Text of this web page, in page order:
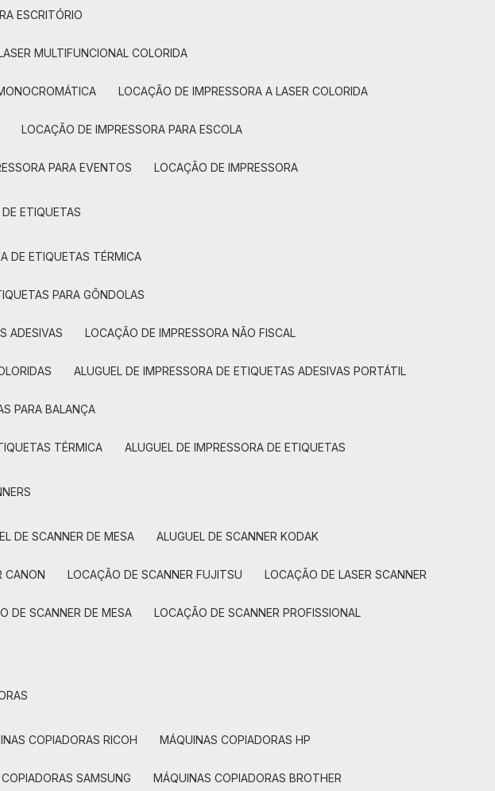
ESCRITÓRIO
MULTIFUNCIONAL COLORIDA
LOCAÇÃO DE IMPRESSORA A LASER COLORIDA
LOCAÇÃO DE IMPRESSORA PARA ESCOLA
PARA EVENTOS LOCAÇÃO DE IMPRESSORA
DE ETIQUETAS
DE ETIQUETAS TÉRMICA
PARA GÔNDOLAS
ADESIVAS LOCAÇÃO DE IMPRESSORA NÃO FISCAL
ALUGUEL DE IMPRESSORA DE ETIQUETAS ADESIVAS PORTÁTIL
PARA BALANÇA
TÉRMICA ALUGUEL DE IMPRESSORA DE ETIQUETAS
DE SCANNER DE MESA ALUGUEL DE SCANNER KODAK
CANON LOCAÇÃO DE SCANNER FUJITSU LOCAÇÃO DE LASER SCANNER
DE SCANNER DE MESA LOCAÇÃO DE SCANNER PROFISSIONAL
COPIADORAS RICOH MÁQUINAS COPIADORAS HP
COPIADORAS SAMSUNG MÁQUINAS COPIADORAS BROTHER